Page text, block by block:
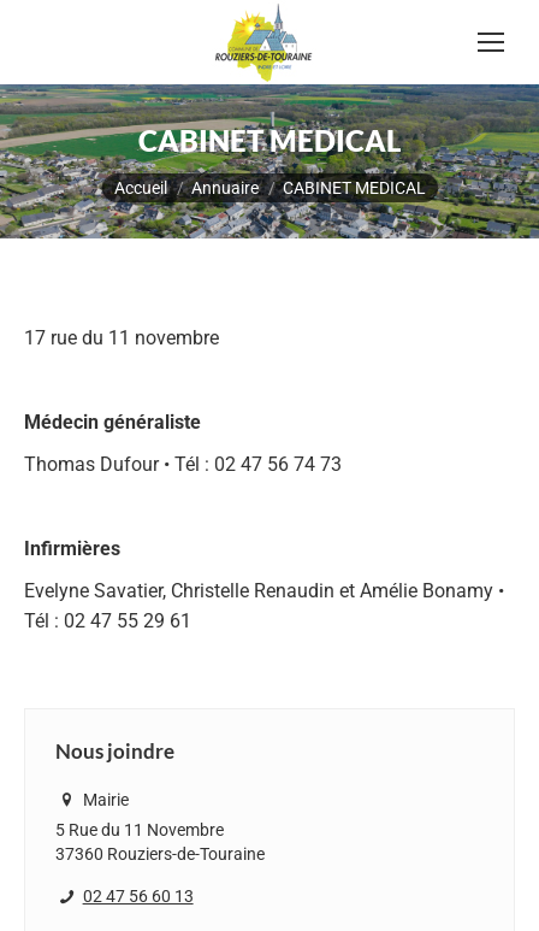
CABINET MEDICAL
Vous êtes ici :
Accueil Annuaire CABINET MEDICAL
17 rue du 11 novembre
Médecin généraliste
Thomas Dufour • Tél : 02 47 56 74 73
Infirmières
Evelyne Savatier, Christelle Renaudin et Amélie Bonamy •
Tél : 02 47 55 29 61
Nous joindre
Mairie
5 Rue du 11 Novembre
37360 Rouziers-de-Touraine
02 47 56 60 13